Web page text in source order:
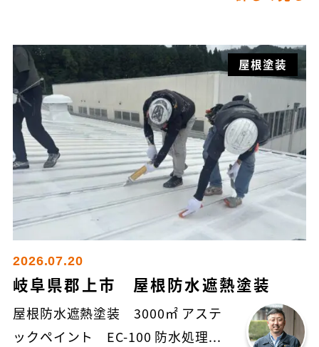
屋根塗装
2026.07.20
岐阜県郡上市 屋根防水遮熱塗装
屋根防水遮熱塗装 3000㎡ アステ
ックペイント EC-100 防水処理...